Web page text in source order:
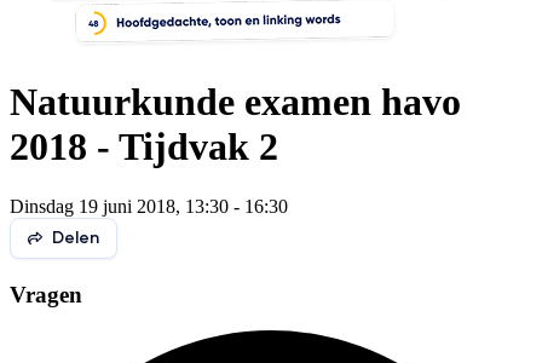
Natuurkunde examen havo
2018 - Tijdvak 2
Dinsdag 19 juni 2018, 13:30 - 16:30
Delen
Vragen